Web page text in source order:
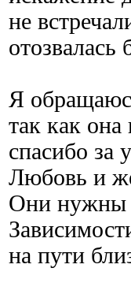
не
Я
так как
спасибо за
Любовь и
Они нужны
на пути